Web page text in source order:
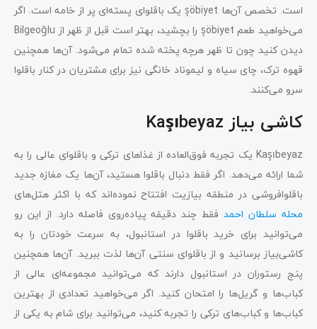
است. تخصص آن‌ها şöbiyet یک باقلوای پسته‌ای پر از خامه است. اگر
می‌خواهید طعم şöbiyet را بچشید، بهتر است قبل از ظهر از Bilgeoğlu
دیدن کنید چون تا ظهر هرچه پخته شده تمام می‌شود. آن‌ها همچنین
قهوه ترک، چای سیاه و لیموناد خانگی نیز برای مشتریان در کنار باقلوا
سرو می‌کنند.
کاشی بیاز Kaşıbeyaz
Kaşıbeyaz یک تجربه فوق‌العاده از غذاهای ترکی و باقلوای عالی را به
شما ارائه می‌دهد. اگر فقط دنبال باقلوا هستید، آن‌ها یک مغازه جدید
باقلوافروشی در منطقه بیازیت افتتاح نموده‌اند که با اکثر هتل‌های
محله سلطان احمدفقط چند دقیقه پیاده‌روی فاصله دارد. از این رو
می‌توانید برای خرید باقلوا در استانبول، به سرعت خودتان را به
کاشی‌بیاز برسانید و از باقلوای سنتی آن‌ها لذت ببرید. آن‌ها همچنین
پنج رستوران در استانبول دارند که می‌توانید مجموعه‌ای عالی از
کباب‌ها و گریل‌ها را امتحان کنید. اگر می‌خواهید تعدادی از بهترین
کباب‌ها و کباب‌های ترکی را تجربه کنید، می‌توانید برای شام به یکی از